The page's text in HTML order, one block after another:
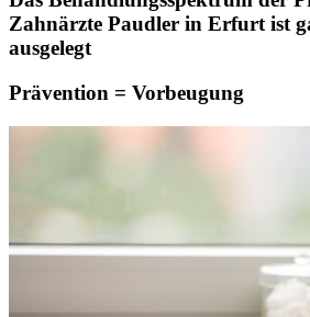
Zahnärzte Paudler in Erfurt ist
ausgelegt
Prävention = Vorbeugung